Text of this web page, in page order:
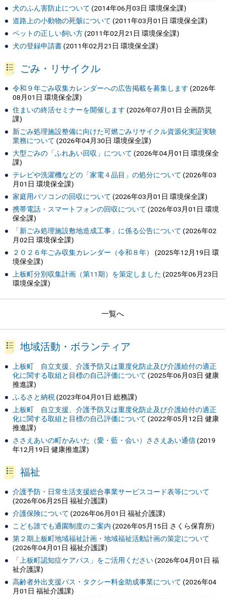
犬のふん害防止について (2014年06月03日 環境保全課)
道路上の小動物の死骸について (2011年03月01日 環境保全課)
ペットの正しい飼い方(2011年02月21日 環境保全課)
犬の登録申請書(2011年02月21日 環境保全課)
ごみ・リサイクル
令和９年ごみ収集カレンダーへの広告掲載を募集します (2026年
08月01日 環境保全課)
住まいの終活セミナーを開催します (2026年07月01日 企画防災
課)
新ごみ処理施設整備に向けた可燃ごみリサイクル資源化実証実験
業務について (2026年04月30日 環境保全課)
大型ごみの「ふれあい回収」について (2026年04月01日 環境保全
課)
テレビや洗濯機などの「家電４品目」の処分について (2026年03
月01日 環境保全課)
家庭用パソコンの回収について (2026年03月01日 環境保全課)
携帯電話・スマートフォンの回収について (2026年03月01日 環境
保全課)
「新ごみ処理施設敷地造成工事」に係る公告について (2026年02
月02日 環境保全課)
２０２６年ごみ収集カレンダー（令和８年）
(2025年12月19日 環
境保全課)
上板町分別収集計画（第11期）を策定しました (2025年06月23日
環境保全課)
一覧へ
地域活動・ボランティア
上板町 自立支援、介護予防又は重度化防止及び介護給付の適正
化に関する取組と目標の自己評価について (2025年06月03日 健康
推進課)
ふるさと納税(2023年04月01日 総務課)
上板町 自立支援、介護予防又は重度化防止及び介護給付の適正
化に関する取組と目標の自己評価について (2022年05月12日 健康
推進課)
ささえあいの町かみいた（愛・藍・会い）ささえあい通信(2019
年12月19日 健康推進課)
福祉
介護予防・日常生活支援総合事業サービスコード表等について
(2026年06月25日 福祉介護課)
介護保険について (2026年06月01日 福祉介護課)
こども誰でも通園制度のご案内 (2026年05月15日 さくら保育所)
第２期上板町地域福祉計画・地域福祉活動計画の策定について
(2026年04月01日 福祉介護課)
「上板町認知症ケアパス」をご活用ください(2026年04月01日 福
祉介護課)
高齢者外出支援バス・タクシー料金助成事業について (2026年04
月01日 福祉介護課)